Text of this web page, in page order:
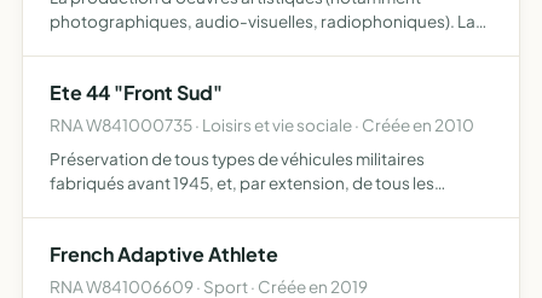
photographiques, audio-visuelles, radiophoniques). La
yoga) en France…
Ete 44 "Front Sud"
RNA W841000735 · Loisirs et vie sociale · Créée en 2010
Préservation de tous types de véhicules militaires
fabriqués avant 1945, et, par extension, de tous les
q…
French Adaptive Athlete
RNA W841006609 · Sport · Créée en 2019